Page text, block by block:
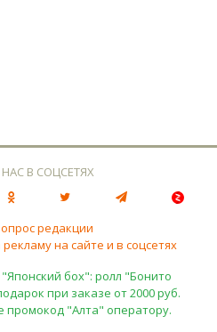
В СОЦСЕТЯХ
редакции
на сайте и в соцсетях
бох": ролл "Бонито
при заказе от 2000 руб.
промокод "Алта" оператору.